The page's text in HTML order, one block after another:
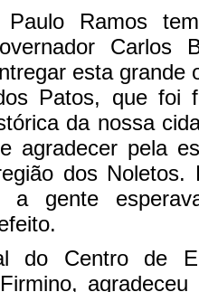
Paulo Ramos
Carlos
esta grande
Patos, que foi
da nossa
agradecer pela
dos Noletos.
a gente
do Centro de